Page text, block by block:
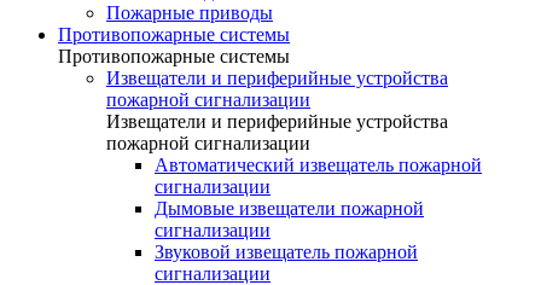
Пожарные приводы
Противопожарные системы
Противопожарные системы
Извещатели и периферийные устройства
пожарной сигнализации
Извещатели и периферийные устройства
пожарной сигнализации
Автоматический извещатель пожарной
сигнализации
Дымовые извещатели пожарной
сигнализации
Звуковой извещатель пожарной
сигнализации